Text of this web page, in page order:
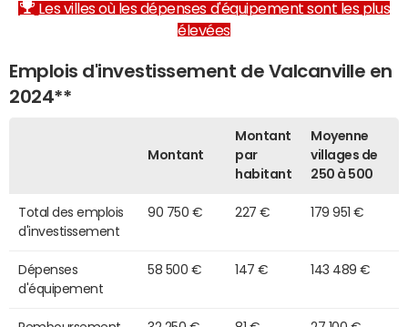
Les villes où les dépenses d'équipement sont les plus
élevées
Emplois d'investissement de Valcanville en
2024**
Montant
Montant
par
habitant
Moyenne
villages de
250 à 500
Total des emplois
d'investissement
90 750 € 227 € 179 951 €
Dépenses
d'équipement
58 500 € 147 € 143 489 €